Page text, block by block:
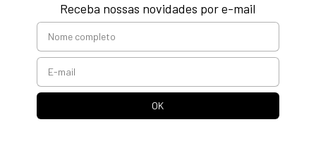
Receba nossas novidades por e-mail